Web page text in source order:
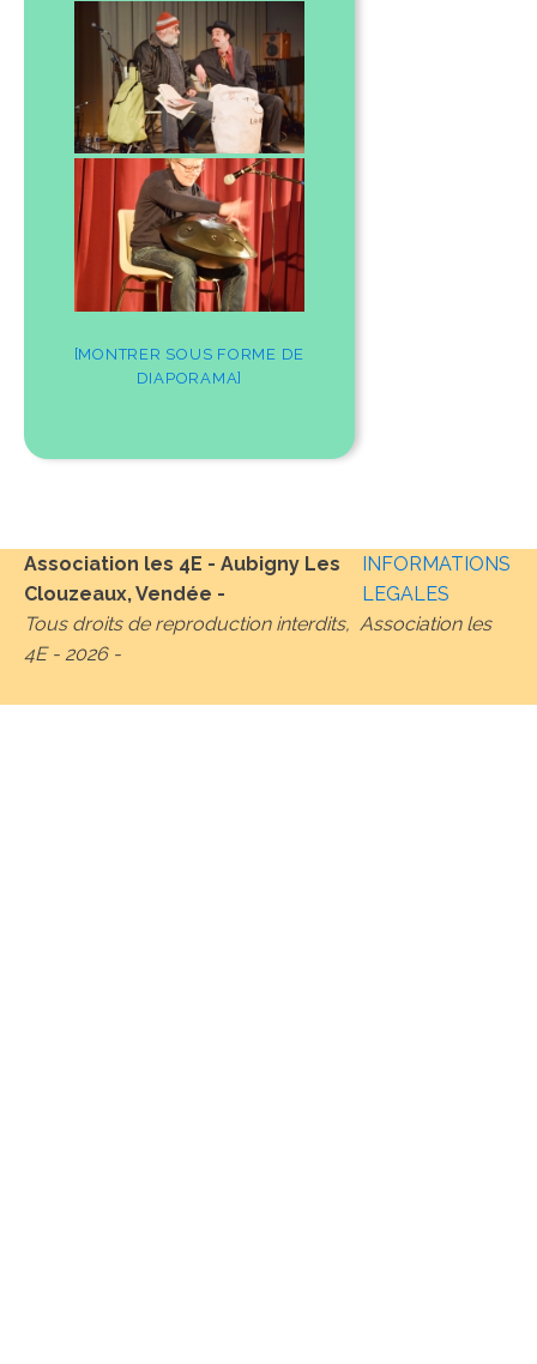
[MONTRER SOUS FORME DE
DIAPORAMA]
Association les 4E - Aubigny Les
Clouzeaux, Vendée -
INFORMATIONS
LEGALES
Tous droits de reproduction interdits, Association les
4E - 2026-